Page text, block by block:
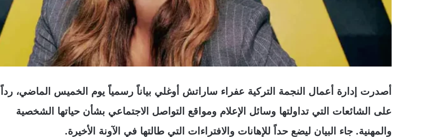
أصدرت إدارة أعمال النجمة التركية عفراء ساراتش أوغلي بياناً رسمياً يوم الخميس الماضي، رداً
على الشائعات التي تداولتها وسائل الإعلام ومواقع التواصل الاجتماعي بشأن حياتها الشخصية
والمهنية. جاء البيان ليضع حداً للإهانات والافتراءات التي طالتها في الآونة الأخيرة.